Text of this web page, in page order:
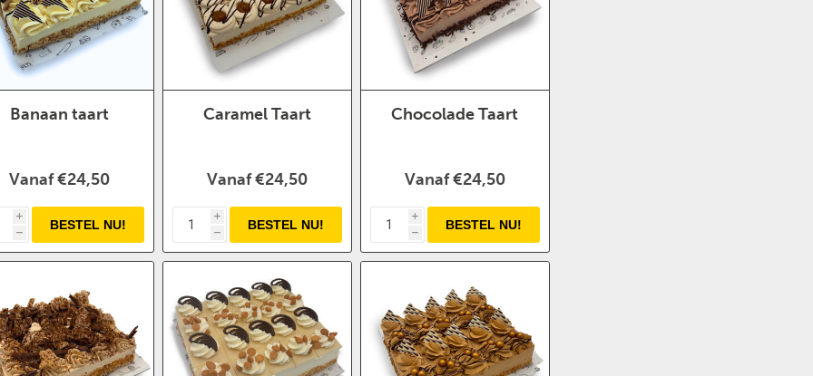
Banaan taart
Vanaf €24,50
i
h
Caramel Taart
Vanaf €24,50
i
h
Chocolade Taart
Vanaf €24,50
i
h